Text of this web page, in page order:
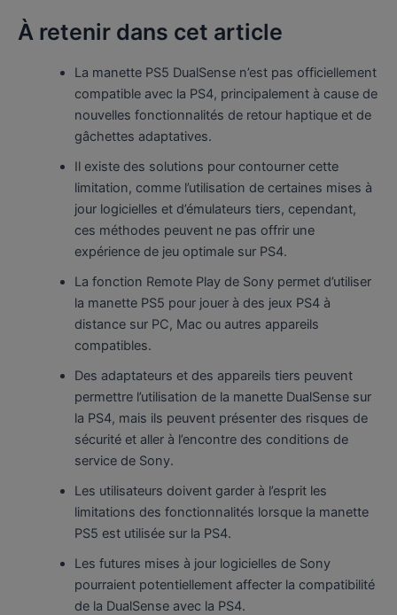
À retenir dans cet article
La manette PS5 DualSense n’est pas officiellement
compatible avec la PS4, principalement à cause de
nouvelles fonctionnalités de retour haptique et de
gâchettes adaptatives.
Il existe des solutions pour contourner cette
limitation, comme l’utilisation de certaines mises à
jour logicielles et d’émulateurs tiers, cependant,
ces méthodes peuvent ne pas offrir une
expérience de jeu optimale sur PS4.
La fonction Remote Play de Sony permet d’utiliser
la manette PS5 pour jouer à des jeux PS4 à
distance sur PC, Mac ou autres appareils
compatibles.
Des adaptateurs et des appareils tiers peuvent
permettre l’utilisation de la manette DualSense sur
la PS4, mais ils peuvent présenter des risques de
sécurité et aller à l’encontre des conditions de
service de Sony.
Les utilisateurs doivent garder à l’esprit les
limitations des fonctionnalités lorsque la manette
PS5 est utilisée sur la PS4.
Les futures mises à jour logicielles de Sony
pourraient potentiellement affecter la compatibilité
de la DualSense avec la PS4.